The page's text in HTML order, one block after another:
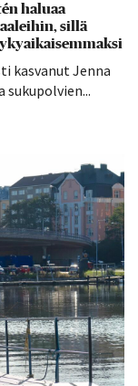
haluaa
sillä
kasvanut Jenna
sukupolvien...